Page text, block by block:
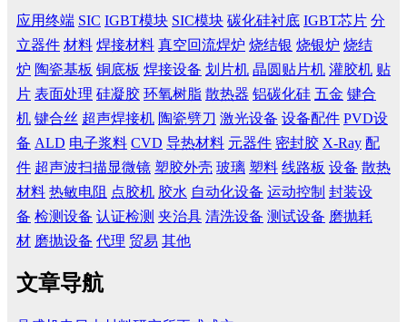
应用终端 SIC IGBT模块 SIC模块 碳化硅衬底 IGBT芯片 分
立器件 材料 焊接材料 真空回流焊炉 烧结银 烧银炉 烧结
炉 陶瓷基板 铜底板 焊接设备 划片机 晶圆贴片机 灌胶机 贴
片 表面处理 硅凝胶 环氧树脂 散热器 铝碳化硅 五金 键合
机 键合丝 超声焊接机 陶瓷劈刀 激光设备 设备配件 PVD设
备 ALD 电子浆料 CVD 导热材料 元器件 密封胶 X-Ray 配
件 超声波扫描显微镜 塑胶外壳 玻璃 塑料 线路板 设备 散热
材料 热敏电阻 点胶机 胶水 自动化设备 运动控制 封装设
备 检测设备 认证检测 夹治具 清洗设备 测试设备 磨抛耗
材 磨抛设备 代理 贸易 其他
文章导航